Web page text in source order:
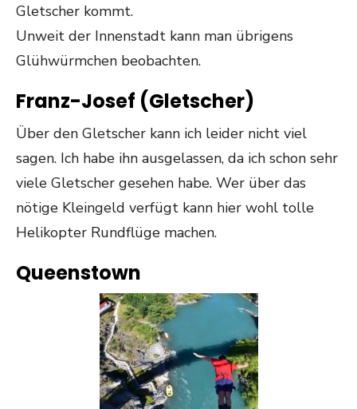
Gletscher kommt.
Unweit der Innenstadt kann man übrigens
Glühwürmchen beobachten.
Franz-Josef (Gletscher)
Über den Gletscher kann ich leider nicht viel
sagen. Ich habe ihn ausgelassen, da ich schon sehr
viele Gletscher gesehen habe. Wer über das
nötige Kleingeld verfügt kann hier wohl tolle
Helikopter Rundflüge machen.
Queenstown